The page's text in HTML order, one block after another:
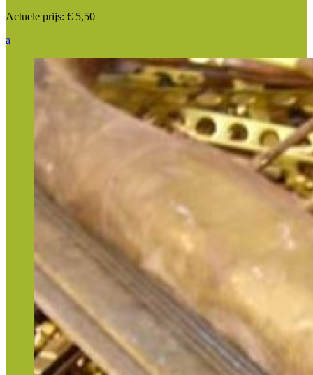
Actuele prijs: € 5,50
a